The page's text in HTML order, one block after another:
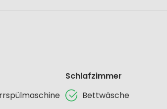
Schlafzimmer
Bettwäsche